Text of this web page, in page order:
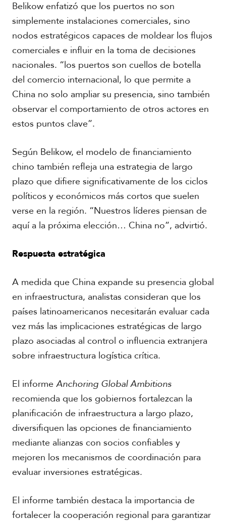
Belikow enfatizó que los puertos no son
simplemente instalaciones comerciales, sino
nodos estratégicos capaces de moldear los flujos
comerciales e influir en la toma de decisiones
nacionales. “los puertos son cuellos de botella
del comercio internacional, lo que permite a
China no solo ampliar su presencia, sino también
observar el comportamiento de otros actores en
estos puntos clave”.
Según Belikow, el modelo de financiamiento
chino también refleja una estrategia de largo
plazo que difiere significativamente de los ciclos
políticos y económicos más cortos que suelen
verse en la región. “Nuestros líderes piensan de
aquí a la próxima elección… China no”, advirtió.
Respuesta estratégica
A medida que China expande su presencia global
en infraestructura, analistas consideran que los
países latinoamericanos necesitarán evaluar cada
vez más las implicaciones estratégicas de largo
plazo asociadas al control o influencia extranjera
sobre infraestructura logística crítica.
El informe Anchoring Global Ambitions
recomienda que los gobiernos fortalezcan la
planificación de infraestructura a largo plazo,
diversifiquen las opciones de financiamiento
mediante alianzas con socios confiables y
mejoren los mecanismos de coordinación para
evaluar inversiones estratégicas.
El informe también destaca la importancia de
fortalecer la cooperación regional para garantizar